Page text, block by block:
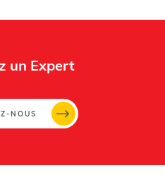
un Expert
NOUS